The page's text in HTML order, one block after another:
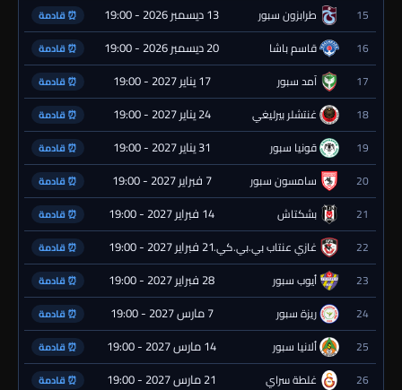
15 طرابزون سبور 13 ديسمبر 2026 - 19:00 ⏰ قادمة
16 قاسم باشا 20 ديسمبر 2026 - 19:00 ⏰ قادمة
17 آمد سبور 17 يناير 2027 - 19:00 ⏰ قادمة
18 غنتشلر بيرليغي 24 يناير 2027 - 19:00 ⏰ قادمة
19 قونيا سبور 31 يناير 2027 - 19:00 ⏰ قادمة
20 سامسون سبور 7 فبراير 2027 - 19:00 ⏰ قادمة
21 بشكتاش 14 فبراير 2027 - 19:00 ⏰ قادمة
22 غازي عنتاب بي.بي.كي.21 فبراير 2027 - 19:00 ⏰ قادمة
23 أيوب سبور 28 فبراير 2027 - 19:00 ⏰ قادمة
24 ريزة سبور 7 مارس 2027 - 19:00 ⏰ قادمة
25 ألانيا سبور 14 مارس 2027 - 19:00 ⏰ قادمة
26 غلطة سراي 21 مارس 2027 - 19:00 ⏰ قادمة